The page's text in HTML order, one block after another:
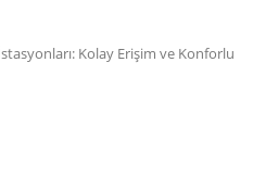
Kolay Erişim ve Konforlu